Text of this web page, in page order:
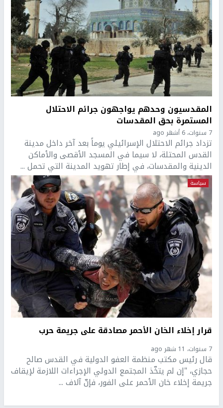
المقدسيون وحدهم يواجهون جرائم الاحتلال
المستمرة بحق المقدسات
7 سنوات، 6 أشهر ago
تزداد جرائم الاحتلال الإسرائيلي يوماً بعد آخر داخل مدينة
القدس المحتلة، لا سيما في المسجد الأقصى والأماكن
الدينية والمقدسات، في إطار تهويد المدينة التي تحمل ...
سياسة
قرار إخلاء الخان الأحمر مصادقة على جريمة حرب
7 سنوات، 11 شهر ago
قال رئيس مكتب منظمة العفو الدولية في القدس صالح
حجازي، "إن لم يتخّذ المجتمع الدولي الإجراءات اللازمة لإيقاف
جريمة إخلاء خان الأحمر على الفور، فإنّ آلاف ...